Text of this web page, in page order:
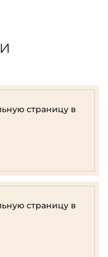
страницу в
страницу в